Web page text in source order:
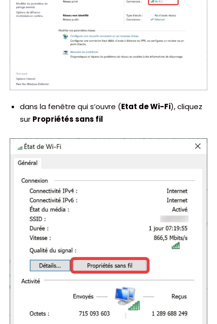
dans la fenêtre qui s’ouvre (Etat de Wi-Fi), cliquez
sur Propriétés sans fil